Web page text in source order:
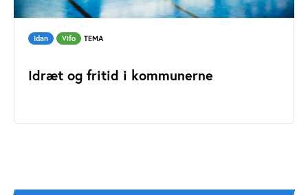
Idan Vifo TEMA
Idræt og fritid i kommunerne